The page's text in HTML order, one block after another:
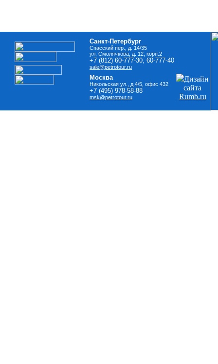
Санкт-Петербург
Cпасский пер., д. 14/35
ул. Смолячкова, д. 12, корп.2
+7 (812) 60-777-30, 60-777-40
sale@petrotour.ru
Москва
Никольская ул., д.4/5, офис 432
+7 (495) 978-58-88
msk@petrotour.ru
Дизайн
сайта
Rumb.ru